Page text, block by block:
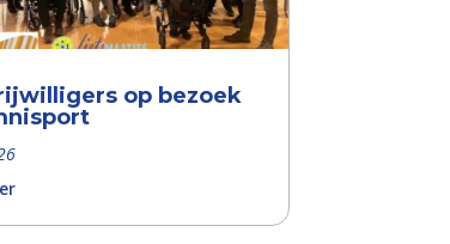
op bezoek